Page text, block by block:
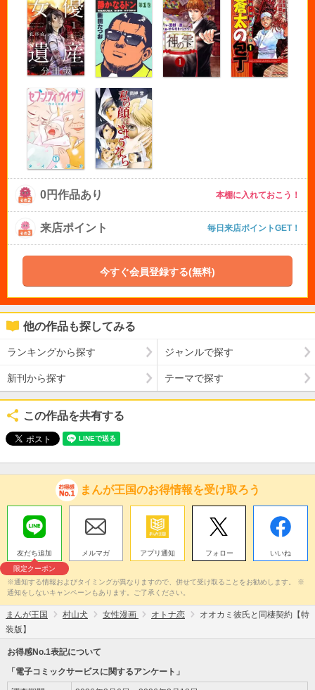
0円作品あり 本棚に入れておこう！
来店ポイント 毎日来店ポイントGET！
今すぐ会員登録する(無料)
他の作品も探してみる
ランキングから探す ジャンルで探す
新刊から探す テーマで探す
この作品を共有する
まんが王国のお得情報を受け取ろう
友だち追加
限定クーポン
メルマガ アプリ通知 フォロー いいね
※通知する情報およびタイミングが異なりますので、併せて受け取ることをお勧めします。 ※
通知をしないキャンペーンもあります。ご了承ください。
まんが王国 村山犬 女性漫画 オトナ恋
オオカミ彼氏と同棲契約【特
装版】
お得感No.1表記について
「電子コミックサービスに関するアンケート」